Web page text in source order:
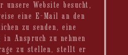
unsere Website besucht,
eine E-Mail an den
zu senden, eine
in Anspruch zu nehmen
zu stellen, stellt er